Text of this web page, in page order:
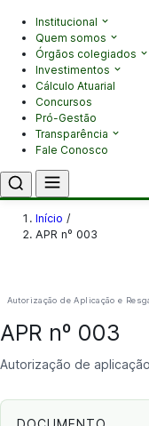
Institucional
Quem somos
Órgãos colegiados
Investimentos
Cálculo Atuarial
Concursos
Pró-Gestão
Transparência
Fale Conosco
Início /
APR nº 003
Autorização de Aplicação e
APR nº 003
Autorização de